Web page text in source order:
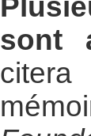
sont